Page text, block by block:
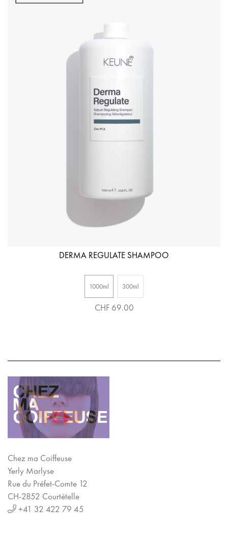
DERMA REGULATE SHAMPOO
1000ml 300ml
CHF 69.00
Chez ma Coiffeuse
Yerly Marlyse
Rue du Préfet-Comte 12
CH-2852 Courtételle
+41 32 422 79 45